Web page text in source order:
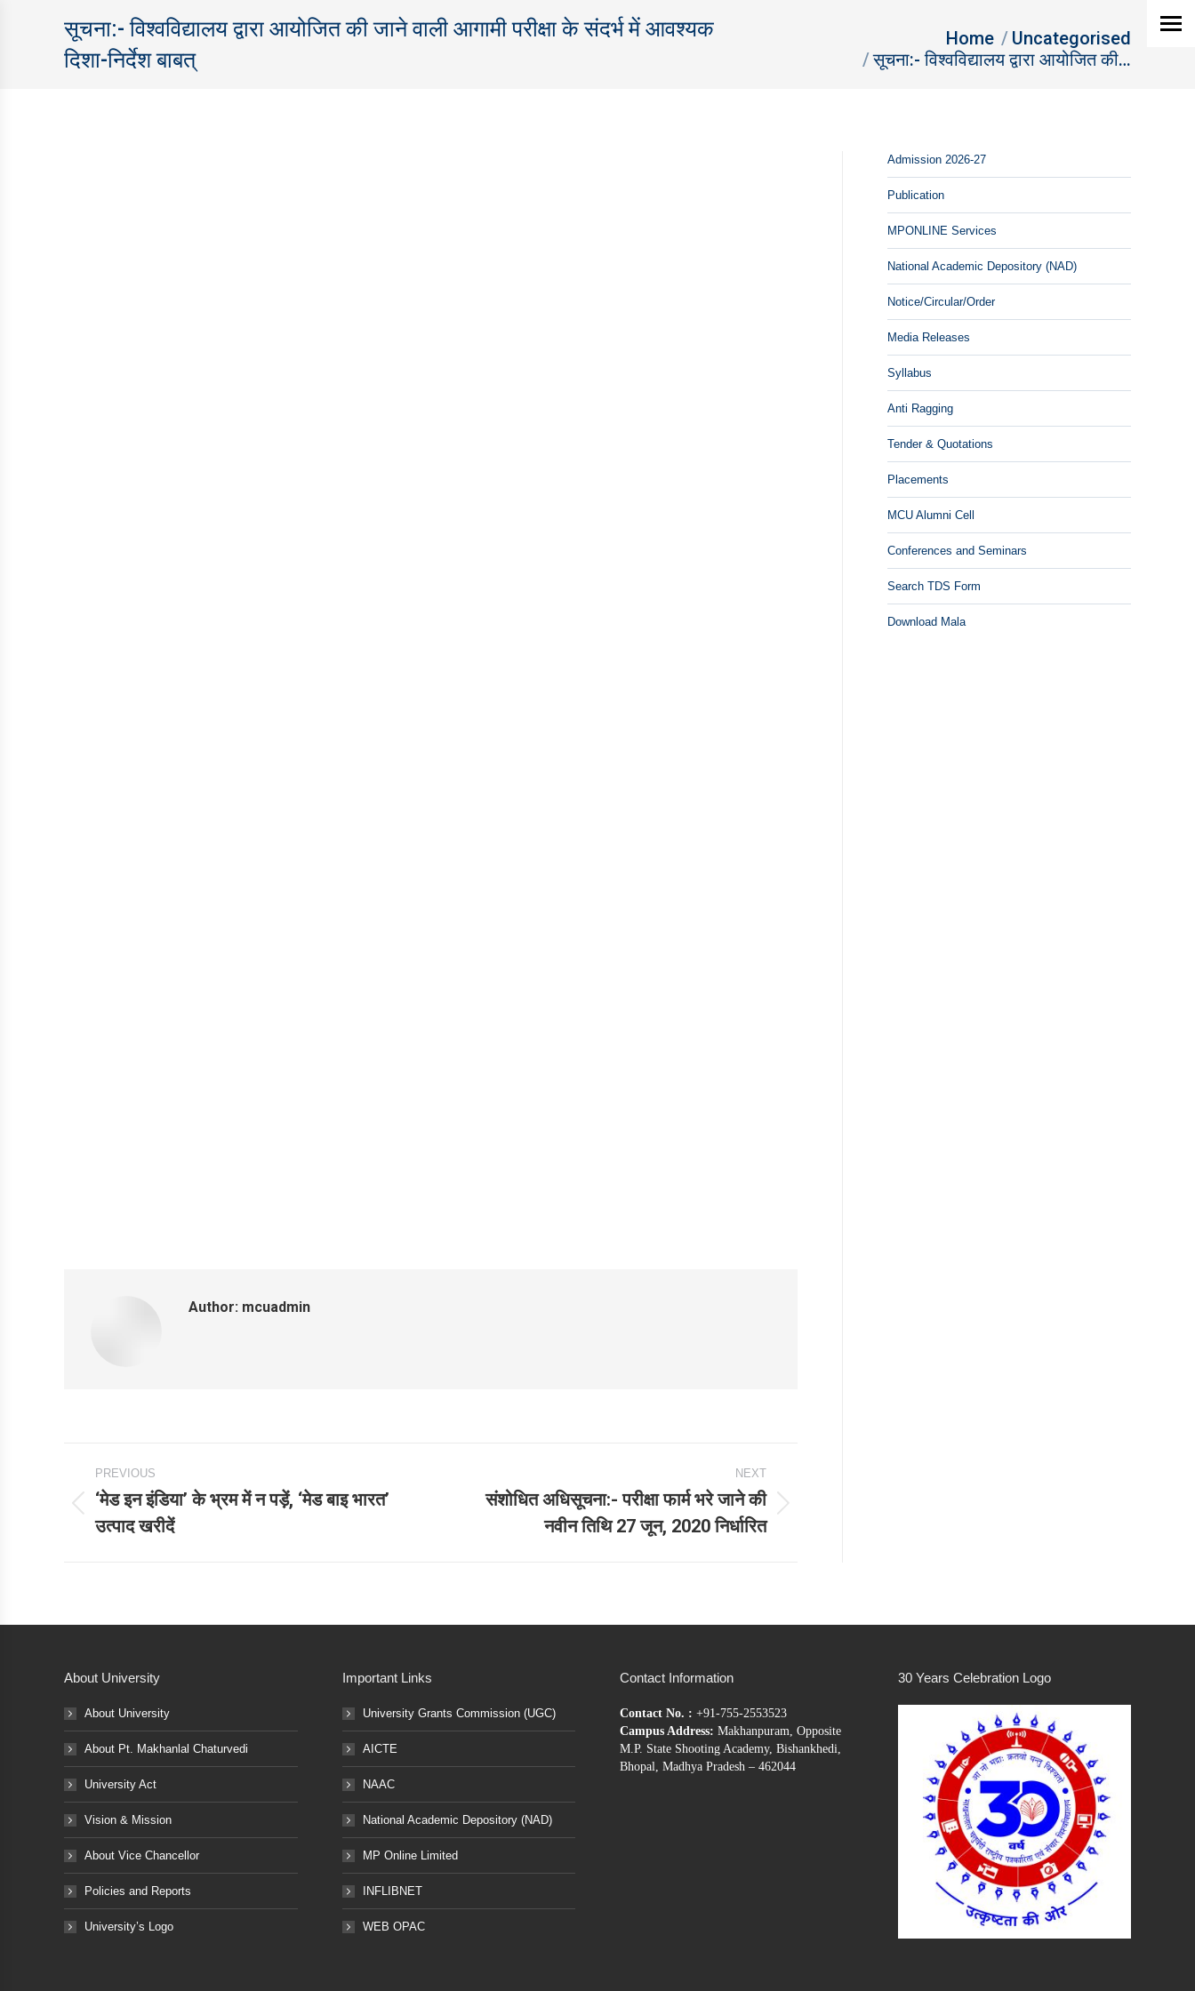
सूचना:- विश्वविद्यालय द्वारा आयोजित की जाने वाली आगामी परीक्षा के संदर्भ में आवश्यक
दिशा-निर्देश बाबत्
Home
Uncategorised
सूचना:- विश्वविद्यालय द्वारा आयोजित की…
Author: mcuadmin
Post
navigation
PREVIOUS
Previous
post:
‘मेड इन इंडिया’ के भ्रम में न पड़ें, ‘मेड बाइ भारत’
उत्पाद खरीदें
NEXT
संशोधित अधिसूचना:- परीक्षा फार्म भरे जाने की
नवीन तिथि 27 जून, 2020 निर्धारित
Admission 2026-27
Publication
MPONLINE Services
National Academic Depository (NAD)
Notice/Circular/Order
Media Releases
Syllabus
Anti Ragging
Tender & Quotations
Placements
MCU Alumni Cell
Conferences and Seminars
Search TDS Form
Download Mala
About University
About University
About Pt. Makhanlal Chaturvedi
University Act
Vision & Mission
About Vice Chancellor
Policies and Reports
University’s Logo
Important Links
University Grants Commission (UGC)
AICTE
NAAC
National Academic Depository (NAD)
MP Online Limited
INFLIBNET
WEB OPAC
Contact Information
Contact No. : +91-755-2553523
Campus Address: Makhanpuram, Opposite
M.P. State Shooting Academy, Bishankhedi,
Bhopal, Madhya Pradesh – 462044
30 Years Celebration Logo